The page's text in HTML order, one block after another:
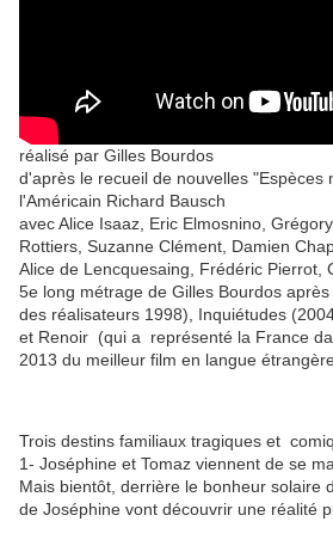
réalisé par Gilles Bourdos
d'après le recueil de nouvelles "Espèces
l'Américain Richard Bausch
avec Alice Isaaz, Eric Elmosnino,
Rottiers, Suzanne Clément, Damien
Alice de Lencquesaing, Frédéric Pierrot,
5e long métrage de Gilles Bourdos
des réalisateurs 1998), Inquiétudes
et Renoir (qui a représenté la France
2013 du meilleur film en langue
Trois destins familiaux tragiques et
1- Joséphine et Tomaz viennent de se
Mais bientôt, derrière le bonheur solaire
de Joséphine vont découvrir une réalité